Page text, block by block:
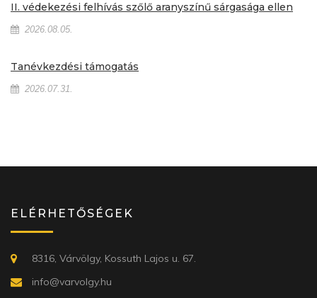
II. védekezési felhívás szőlő aranyszínű sárgasága ellen
2026.08.05.
Tanévkezdési támogatás
2026.07.31.
ELÉRHETŐSÉGEK
8316, Várvölgy, Kossuth Lajos u. 67.
info@varvolgy.hu